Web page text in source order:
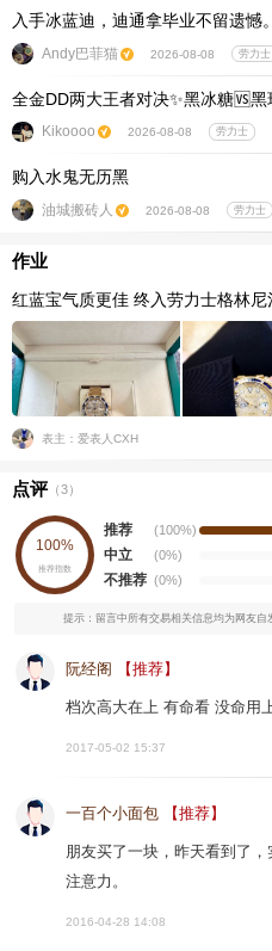
入手冰蓝迪，迪通拿毕业不留遗憾。
Andy巴菲猫 2026-08-08 劳力士
全金DD两大王者对决✨黑冰糖🆚黑
Kikoooo 2026-08-08 劳力士
购入水鬼无历黑
油城搬砖人 2026-08-08 劳力士
作业
红蓝宝气质更佳 终入劳力士格林尼
表主：爱表人CXH
点评（3）
100%
推荐指数
推荐 (100%)
中立 (0%)
不推荐 (0%)
提示：留言中所有交易相关信息均为网友自
阮经阁 【推荐】
档次高大在上 有命看 没命用
2017-05-02 15:37
一百个小面包 【推荐】
朋友买了一块，昨天看到了
注意力。
2016-04-28 14:08